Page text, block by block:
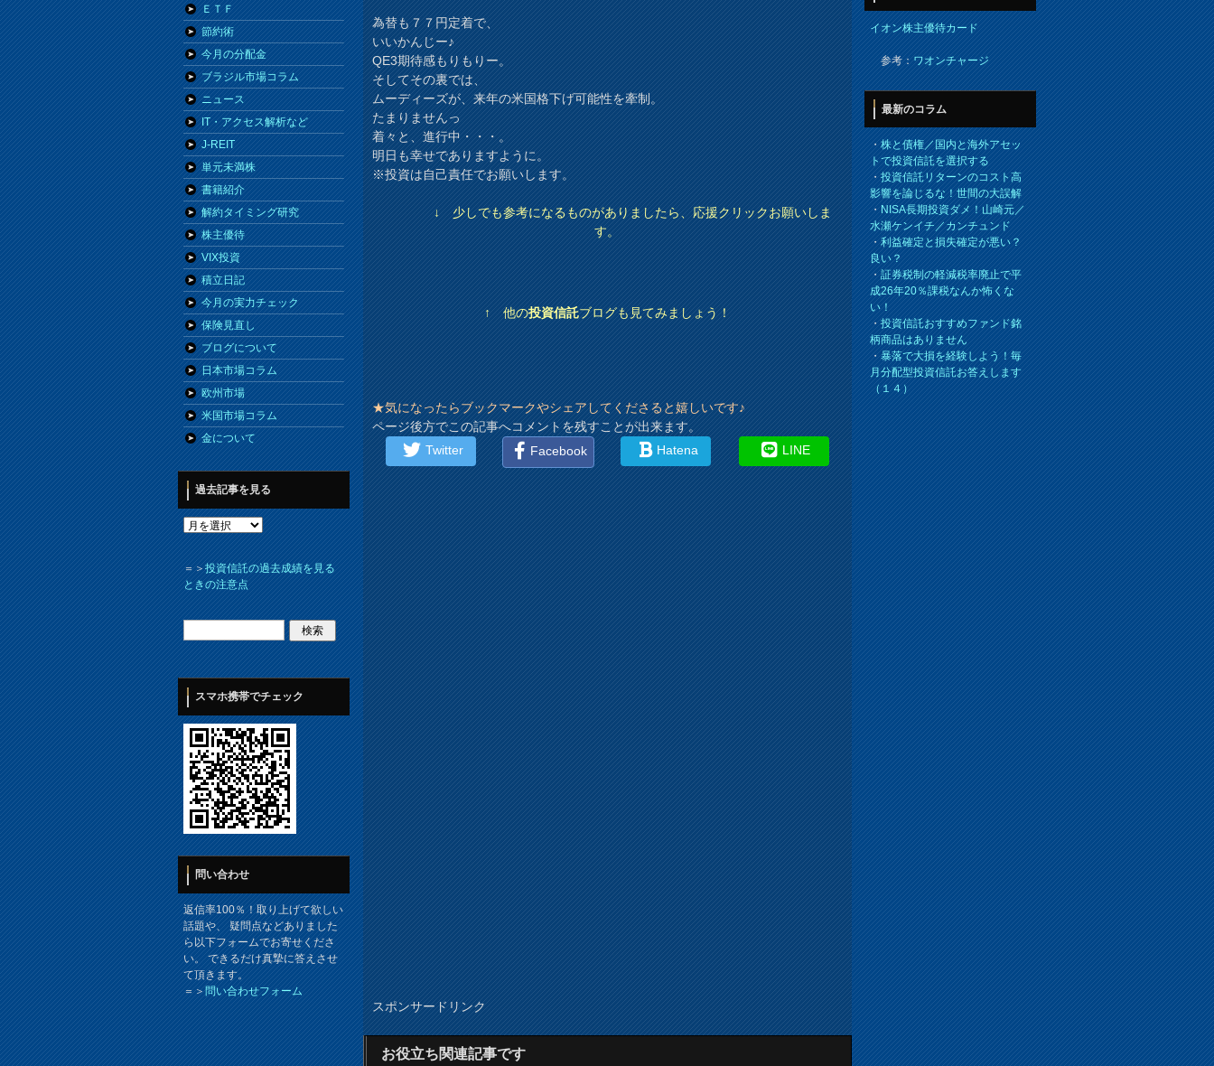
為替も７７円定着で、
いいかんじー♪
QE3期待感もりもりー。
そしてその裏では、
ムーディーズが、来年の米国格下げ可能性を牽制。
たまりませんっ
着々と、進行中・・・。
明日も幸せでありますように。
※投資は自己責任でお願いします。
↓ 少しでも参考になるものがありましたら、応援クリックお願いしま
す。
↑ 他の投資信託ブログも見てみましょう！
★気になったらブックマークやシェアしてくださると嬉しいです♪
ページ後方でこの記事へコメントを残すことが出来ます。
Twitter
Facebook Hatena LINE
スポンサードリンク
お役立ち関連記事です
ＥＴＦ
節約術
今月の分配金
ブラジル市場コラム
ニュース
IT・アクセス解析など
J-REIT
単元未満株
書籍紹介
解約タイミング研究
株主優待
VIX投資
積立日記
今月の実力チェック
保険見直し
ブログについて
日本市場コラム
欧州市場
米国市場コラム
金について
過去記事を見る
＝＞投資信託の過去成績を見る
ときの注意点
スマホ携帯でチェック
問い合わせ
返信率100％！取り上げて欲しい
話題や、 疑問点などありました
ら以下フォームでお寄せくださ
い。 できるだけ真摯に答えさせ
て頂きます。
＝＞問い合わせフォーム
イオン株主優待カード
参考：ワオンチャージ
最新のコラム
・株と債権／国内と海外アセッ
トで投資信託を選択する
・投資信託リターンのコスト高
影響を論じるな！世間の大誤解
・NISA長期投資ダメ！山崎元／
水瀬ケンイチ／カンチュンド
・利益確定と損失確定が悪い？
良い？
・証券税制の軽減税率廃止で平
成26年20％課税なんか怖くな
い！
・投資信託おすすめファンド銘
柄商品はありません
・暴落で大損を経験しよう！毎
月分配型投資信託お答えします
（１４）